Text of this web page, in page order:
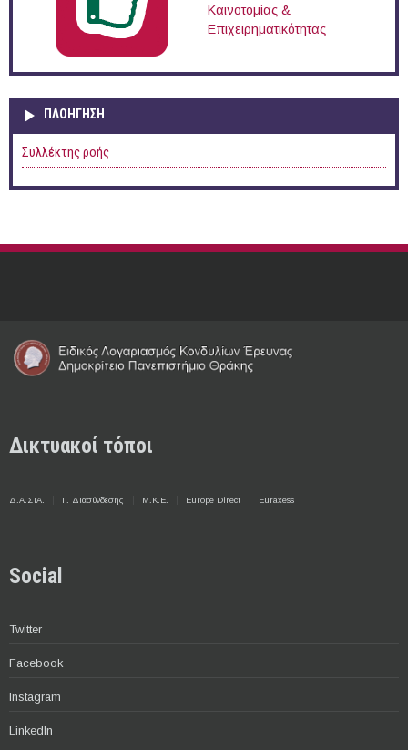
Καινοτομίας &
Επιχειρηματικότητας
ΠΛΟΉΓΗΣΗ
Συλλέκτης ροής
Δικτυακοί τόποι
Δ.Α.ΣΤΑ. Γ. Διασύνδεσης Μ.Κ.Ε. Europe Direct Euraxess
Social
Twitter
Facebook
Instagram
LinkedIn